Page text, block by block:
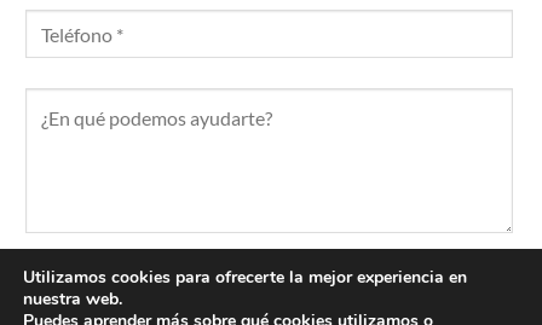
Acepto la Política de Privacidad
Utilizamos cookies para ofrecerte la mejor experiencia en
nuestra web.